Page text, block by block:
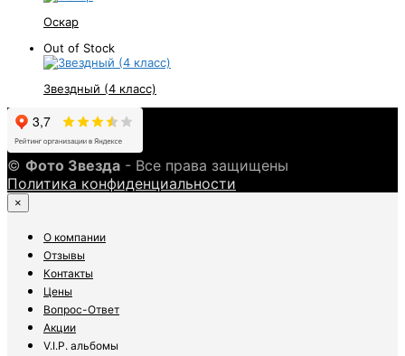
Оскар
Out of Stock
Звездный (4 класс)
© Фото Звезда - Все права защищены
Политика конфиденциальности
×
О компании
Отзывы
Контакты
Цены
Вопрос-Ответ
Акции
V.I.P. альбомы